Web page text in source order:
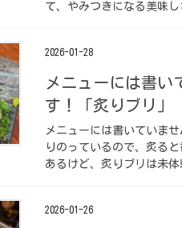
て、やみつきになる美味
2026-01-28
メニューには書い
す！ ｢炙りブリ｣
メニューには書いていま
りのっているので、炙る
あるけど、炙りブリは未
2026-01-26